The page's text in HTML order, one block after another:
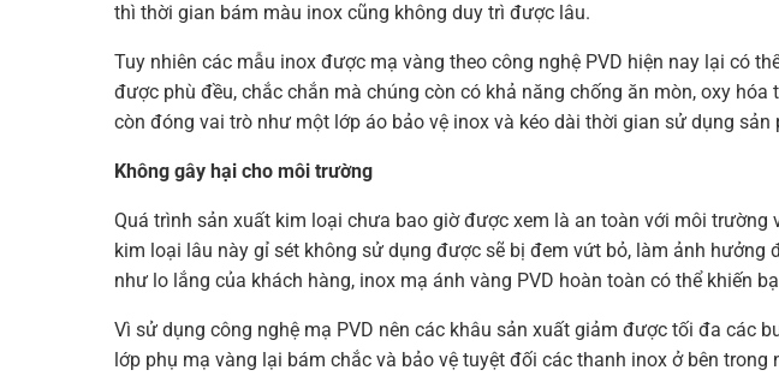
thì thời gian bám màu inox cũng không duy trì được lâu.
Tuy nhiên các mẫu inox được mạ vàng theo công nghệ PVD hiện nay lại có
được phù đều, chắc chắn mà chúng còn có khả năng chống ăn mòn, oxy
còn đóng vai trò như một lớp áo bảo vệ inox và kéo dài thời gian sử dụng sản
Không gây hại cho môi trường
Quá trình sản xuất kim loại chưa bao giờ được xem là an toàn với môi
kim loại lâu này gỉ sét không sử dụng được sẽ bị đem vứt bỏ, làm ảnh
như lo lắng của khách hàng, inox mạ ánh vàng PVD hoàn toàn có thể khiến
Vì sử dụng công nghệ mạ PVD nên các khâu sản xuất giảm được tối đa các
lớp phụ mạ vàng lại bám chắc và bảo vệ tuyệt đối các thanh inox ở bên